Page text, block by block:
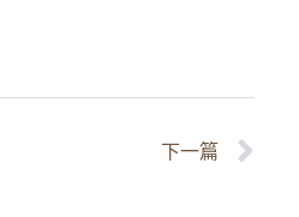
下一篇